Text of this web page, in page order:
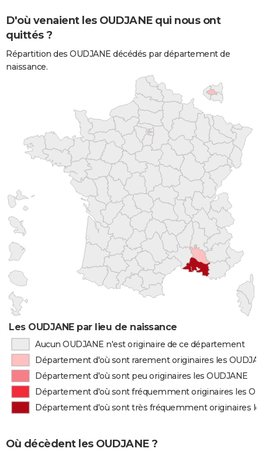
D'où venaient les OUDJANE qui nous ont
quittés ?
Répartition des OUDJANE décédés par département de
naissance.
Les OUDJANE par lieu de naissance
Aucun OUDJANE n'est originaire de ce département
Département d'où sont rarement originaires les
Département d'où sont peu originaires les OUDJANE
Département d'où sont fréquemment originaires les
Département d'où sont très fréquemment originaires
Où décèdent les OUDJANE ?